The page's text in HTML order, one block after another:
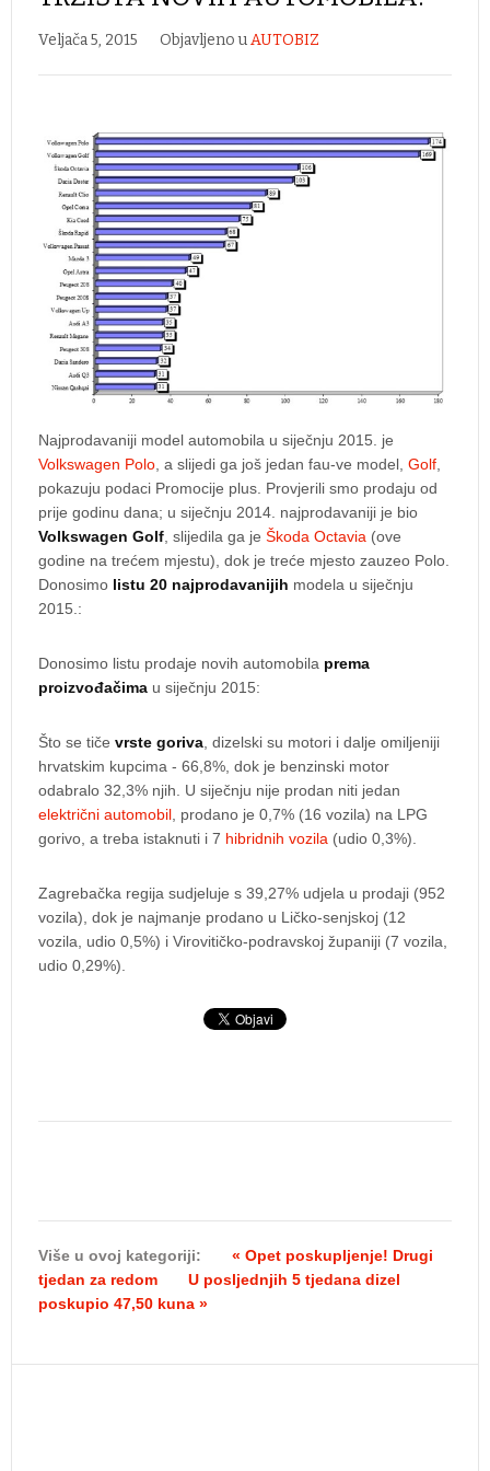
Veljača 5, 2015 Objavljeno uAUTOBIZ
Najprodavaniji model automobila u siječnju 2015. je
Volkswagen Polo, a slijedi ga još jedan fau-ve model, Golf,
pokazuju podaci Promocije plus. Provjerili smo prodaju od
prije godinu dana; u siječnju 2014. najprodavaniji je bio
Volkswagen Golf, slijedila ga je Škoda Octavia (ove
godine na trećem mjestu), dok je treće mjesto zauzeo Polo.
Donosimo listu 20 najprodavanijih modela u siječnju
2015.:
Donosimo listu prodaje novih automobila prema
proizvođačima u siječnju 2015:
Što se tiče vrste goriva, dizelski su motori i dalje omiljeniji
hrvatskim kupcima - 66,8%, dok je benzinski motor
odabralo 32,3% njih. U siječnju nije prodan niti jedan
električni automobil, prodano je 0,7% (16 vozila) na LPG
gorivo, a treba istaknuti i 7 hibridnih vozila (udio 0,3%).
Zagrebačka regija sudjeluje s 39,27% udjela u prodaji (952
vozila), dok je najmanje prodano u Ličko-senjskoj (12
vozila, udio 0,5%) i Virovitičko-podravskoj županiji (7 vozila,
udio 0,29%).
Više u ovoj kategoriji:
« Opet poskupljenje! Drugi
tjedan za redom
U posljednjih 5 tjedana dizel
poskupio 47,50 kuna »